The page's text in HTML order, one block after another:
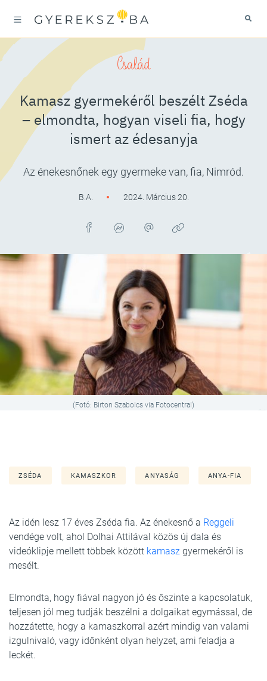
Család
Kamasz gyermekéről beszélt Zséda
– elmondta, hogyan viseli fia, hogy
ismert az édesanyja
Az énekesnőnek egy gyermeke van, fia, Nimród.
B.A. 2024. Március 20.
(Fotó: Birton Szabolcs via Fotocentral)
ZSÉDA KAMASZKOR ANYASÁG ANYA-FIA
Az idén lesz 17 éves Zséda fia. Az énekesnő a Reggeli
vendége volt, ahol Dolhai Attilával közös új dala és
videóklipje mellett többek között kamasz gyermekéről is
mesélt.
Elmondta, hogy fiával nagyon jó és őszinte a kapcsolatuk,
teljesen jól meg tudják beszélni a dolgaikat egymással, de
hozzátette, hogy a kamaszkorral azért mindig van valami
izgulnivaló, vagy időnként olyan helyzet, ami feladja a
leckét.